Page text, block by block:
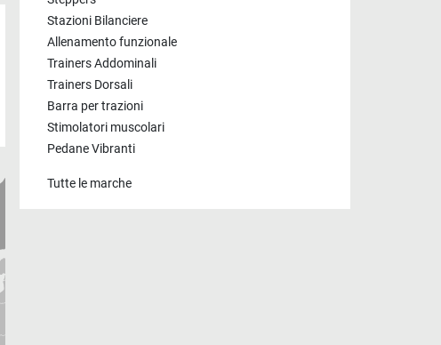
Stazioni Bilanciere
Allenamento funzionale
Trainers Addominali
Trainers Dorsali
Barra per trazioni
Stimolatori muscolari
Pedane Vibranti
Tutte le marche